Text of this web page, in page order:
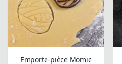
Emporte-pièce Momie